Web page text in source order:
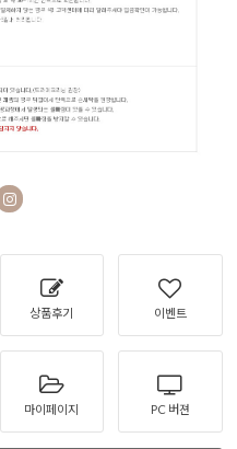
상품후기 이벤트
마이페이지 PC 버젼